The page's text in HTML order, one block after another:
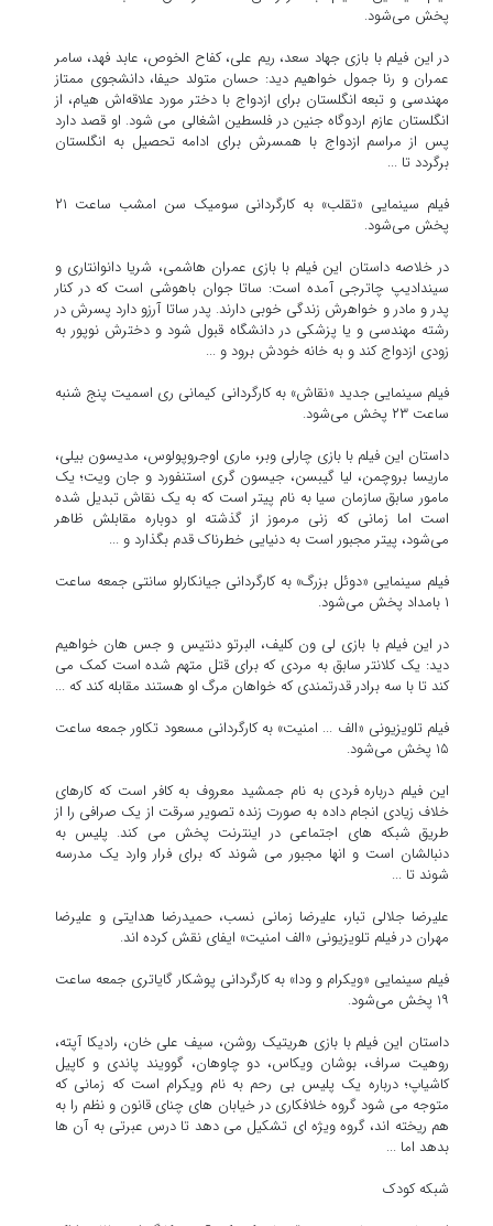
پخش می‌شود.
در این فیلم با بازی جهاد سعد، ریم علی، کفاح الخوص، عابد فهد، سامر
عمران و رنا جمول خواهیم دید: حسان متولد حیفا، دانشجوی ممتاز
مهندسی و تبعه انگلستان برای ازدواج با دختر مورد علاقه‌اش هیام، از
انگلستان عازم اردوگاه جنین در فلسطین اشغالی می شود. او قصد دارد
پس از مراسم ازدواج با همسرش برای ادامه تحصیل به انگلستان
برگردد تا ...
فیلم سینمایی «تقلب» به کارگردانی سومیک سن امشب ساعت ۲۱
پخش می‌شود.
در خلاصه داستان این فیلم با بازی عمران هاشمی، شریا دانوانتاری و
سیندادیپ چاترجی آمده است: ساتا جوان باهوشی است که در کنار
پدر و مادر و خواهرش زندگی خوبی دارند. پدر ساتا آرزو دارد پسرش در
رشته مهندسی و یا پزشکی در دانشگاه قبول شود و دخترش نوپور به
زودی ازدواج کند و به خانه خودش برود و ...
فیلم سینمایی جدید «نقاش» به کارگردانی کیمانی ری اسمیت پنج شنبه
ساعت ۲۳ پخش می‌شود.
داستان این فیلم با بازی چارلی وبر، ماری اوجروپولوس، مدیسون بیلی،
ماریسا بروچمن، لیا گیبسن، جیسون گری استنفورد و جان ویت؛ یک
مامور سابق سازمان سیا به نام پیتر است که به یک نقاش تبدیل شده
است اما زمانی که زنی مرموز از گذشته او دوباره مقابلش ظاهر
می‌شود، پیتر مجبور است به دنیایی خطرناک قدم بگذارد و ...
فیلم سینمایی «دوئل بزرگ» به کارگردانی جیانکارلو سانتی جمعه ساعت
۱ بامداد پخش می‌شود.
در این فیلم با بازی لی ون کلیف، البرتو دنتیس و جس هان خواهیم
دید: یک کلانتر سابق به مردی که برای قتل متهم شده است کمک می
کند تا با سه برادر قدرتمندی که خواهان مرگ او هستند مقابله کند که ...
فیلم تلویزیونی «الف ... امنیت» به کارگردانی مسعود تکاور جمعه ساعت
۱۵ پخش می‌شود.
این فیلم درباره فردی به نام جمشید معروف به کافر است که کارهای
خلاف زیادی انجام داده به صورت زنده تصویر سرقت از یک صرافی را از
طریق شبکه های اجتماعی در اینترنت پخش می کند. پلیس به
دنبالشان است و انها مجبور می شوند که برای فرار وارد یک مدرسه
شوند تا ...
علیرضا جلالی تبار، علیرضا زمانی نسب، حمیدرضا هدایتی و علیرضا
مهران در فیلم تلویزیونی «الف امنیت» ایفای نقش کرده اند.
فیلم سینمایی «ویکرام و ودا» به کارگردانی پوشکار گایاتری جمعه ساعت
۱۹ پخش می‌شود.
داستان این فیلم با بازی هریتیک روشن، سیف علی خان، رادیکا آپته،
روهیت سراف، بوشان ویکاس، دو چاوهان، گوویند پاندی و کاپیل
کاشیاپ؛ درباره یک پلیس بی رحم به نام ویکرام است که زمانی که
متوجه می شود گروه خلافکاری در خیابان های چنای قانون و نظم را به
هم ریخته اند، گروه ویژه ای تشکیل می دهد تا درس عبرتی به آن ها
بدهد اما ...
شبکه کودک